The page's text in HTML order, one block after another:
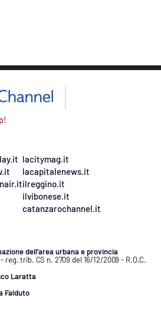
lacitymag.it
lacapitalenews.it
ilreggino.it
ilvibonese.it
catanzarochannel.it
dell’area urbana e provincia
trib. CS n. 2709 del 16/12/2009 - R.O.C.
Laratta
Falduto